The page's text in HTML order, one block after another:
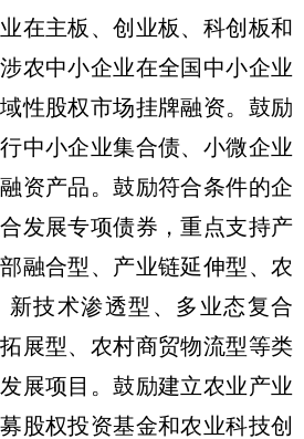
在主板、创业板、科创板和
农中小企业在全国中小企业
性股权市场挂牌融资。鼓励
中小企业集合债、小微企业
资产品。鼓励符合条件的企
发展专项债券，重点支持产
融合型、产业链延伸型、农
新技术渗透型、多业态复合
展型、农村商贸物流型等类
展项目。鼓励建立农业产业
股权投资基金和农业科技创